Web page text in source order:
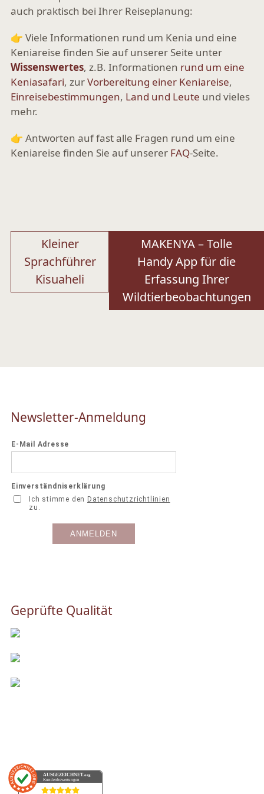
auch praktisch bei Ihrer Reiseplanung:
👉 Viele Informationen rund um Kenia und eine
Keniareise finden Sie auf unserer Seite unter
Wissenswertes, z.B. Informationen rund um eine
Keniasafari, zurVorbereitung einer Keniareise,
Einreisebestimmungen, Land und Leute und vieles
mehr.
👉 Antworten auf fast alle Fragen rund um eine
Keniareise finden Sie auf unserer FAQ-Seite.
Beitragsnavigation
Kleiner
Sprachführer
Kisuaheli
MAKENYA – Tolle
Handy App für die
Erfassung Ihrer
Wildtierbeobachtungen
Newsletter-Anmeldung
Geprüfte Qualität
AUSGEZEICHNET.org
Kundenbewertungen